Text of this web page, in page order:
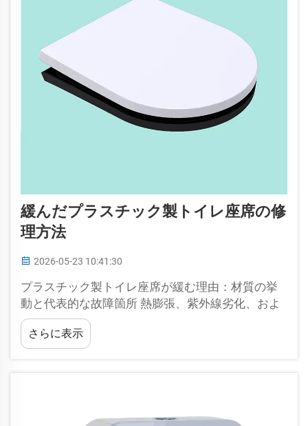
緩んだプラスチック製トイレ座席の修
理方法
2026-05-23 10:41:30
プラスチック製トイレ座席が緩む理由：材質の挙
動と代表的な故障箇所 熱膨張、紫外線劣化、およ
び定常荷重下でのプラスチッククリープ プラスチ
ック製トイレ座席は、主にポリマーの粘弾性とい
う性質により緩んでしまいます。長時間にわたる
さらに表示